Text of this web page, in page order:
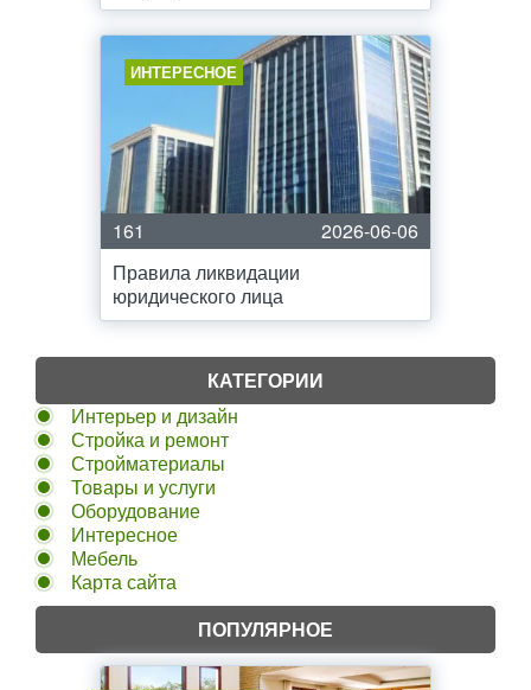
ИНТЕРЕСНОЕ
161
2026-06-06
Правила ликвидации
юридического лица
КАТЕГОРИИ
Интерьер и дизайн
Стройка и ремонт
Стройматериалы
Товары и услуги
Оборудование
Интересное
Мебель
Карта сайта
ПОПУЛЯРНОЕ